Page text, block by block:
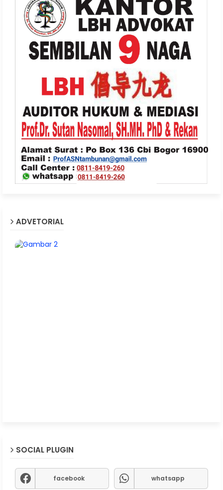
ADVETORIAL
SOCIAL PLUGIN
facebook whatsapp